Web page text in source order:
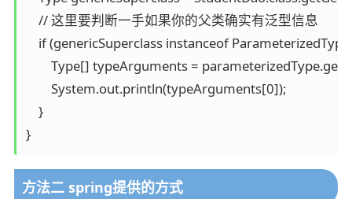
    // 这里要判断一手如果你的父类确实有泛型信息
if (genericSuperclass instanceof
Type[] typeArguments =
        System.out.println(typeArguments[0]);
    }
}
方法二 spring提供的方式